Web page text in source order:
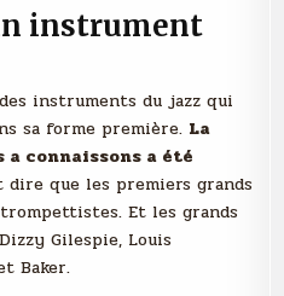
instrument
instruments du jazz qui
sa forme première. La
connaissons a été
dire que les premiers grands
Et les grands
Gilespie, Louis
Baker.